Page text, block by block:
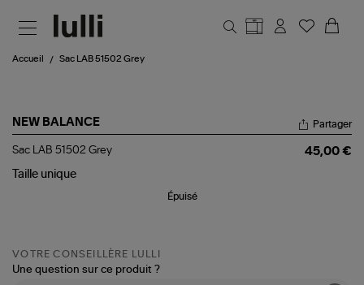
Accueil Sac LAB 51502 Grey
NEW BALANCE
Sac
51502
Partager
Sac LAB 51502 Grey
45,00 €
Taille unique
Épuisé
VOTRE CONSEILLÈRE LULLI
Une question sur ce produit ?